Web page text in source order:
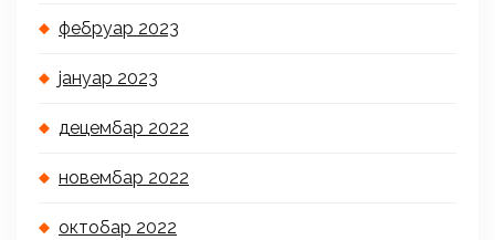
фебруар 2023
јануар 2023
децембар 2022
новембар 2022
октобар 2022